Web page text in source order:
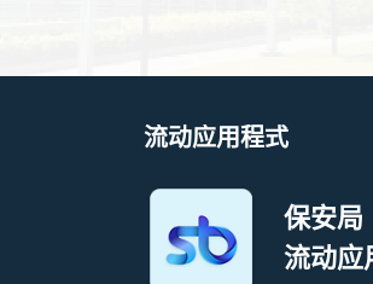
流动应用程式
保安局
流动